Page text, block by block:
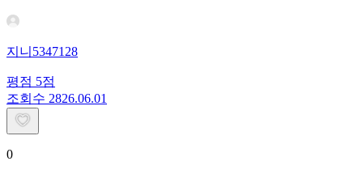
지니5347128
평점 5점
조회수 2826.06.01
0